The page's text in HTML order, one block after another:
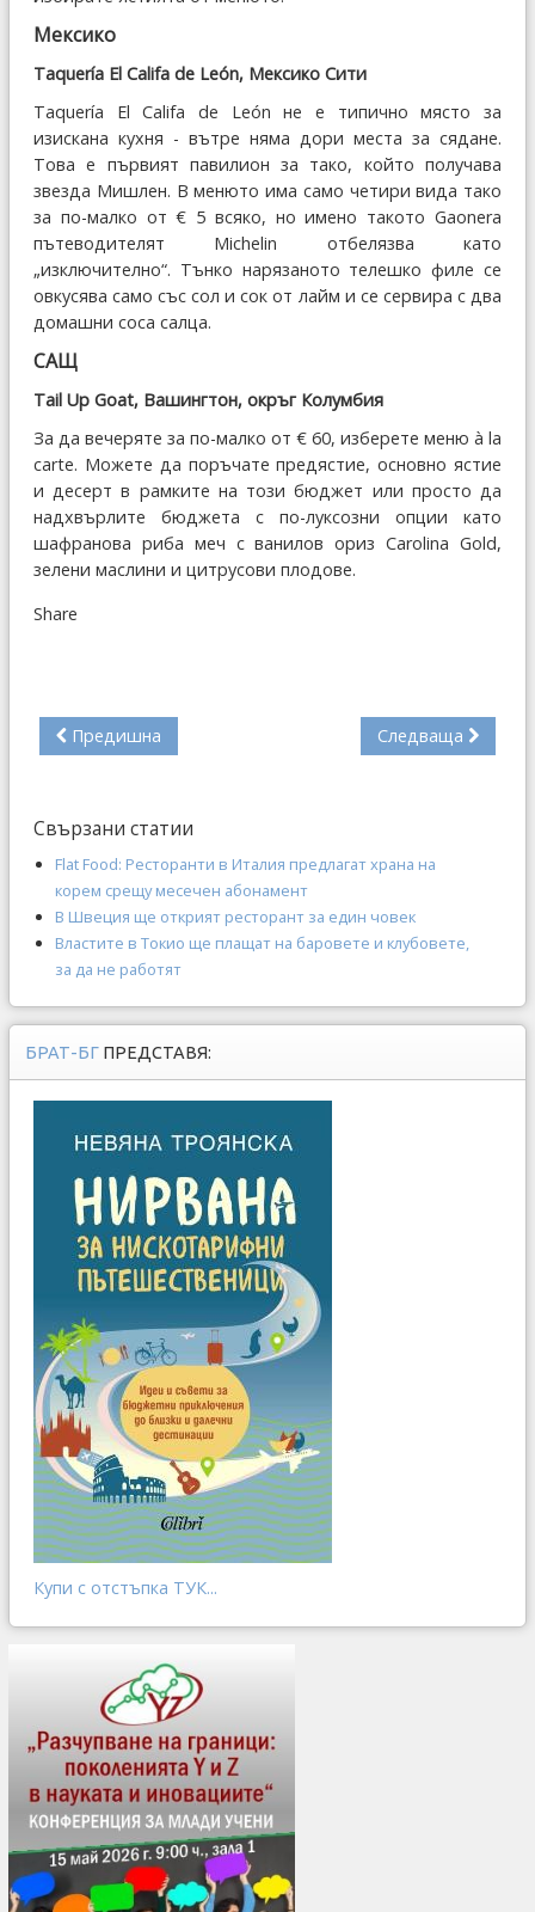
Мексико
Taquería El Califa de León, Мексико Сити
Taquería El Califa de León не е типично място за
изискана кухня - вътре няма дори места за сядане.
Това е първият павилион за тако, който получава
звезда Мишлен. В менюто има само четири вида тако
за по-малко от € 5 всяко, но имено такото Gaonera
пътеводителят Michelin отбелязва като
„изключително“. Тънко нарязаното телешко филе се
овкусява само със сол и сок от лайм и се сервира с два
домашни соса салца.
САЩ
Tail Up Goat, Вашингтон, окръг Колумбия
За да вечеряте за по-малко от € 60, изберете меню à la
carte. Можете да поръчате предястие, основно ястие
и десерт в рамките на този бюджет или просто да
надхвърлите бюджета с по-луксозни опции като
шафранова риба меч с ванилов ориз Carolina Gold,
зелени маслини и цитрусови плодове.
Share
Предишна Следваща
Свързани статии
Flat Food: Ресторанти в Италия предлагат храна на
корем срещу месечен абонамент
В Швеция ще открият ресторант за един човек
Властите в Токио ще плащат на баровете и клубовете,
за да не работят
БРАТ-БГ ПРЕДСТАВЯ:
Купи с отстъпка ТУК...